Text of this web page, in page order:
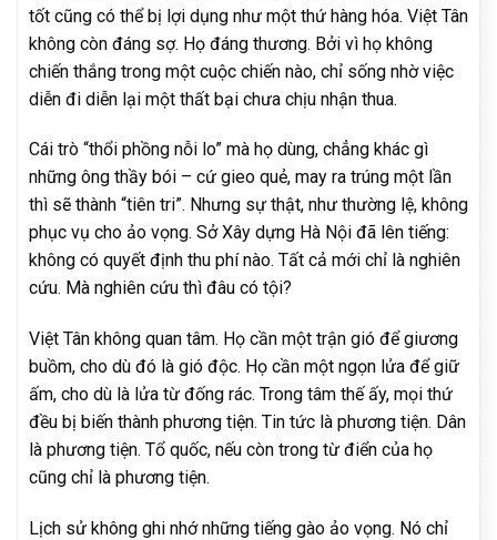
tốt cũng có thể bị lợi dụng như một thứ hàng hóa. Việt Tân
không còn đáng sợ. Họ đáng thương. Bởi vì họ không
chiến thắng trong một cuộc chiến nào, chỉ sống nhờ việc
diễn đi diễn lại một thất bại chưa chịu nhận thua.
Cái trò “thổi phồng nỗi lo” mà họ dùng, chẳng khác gì
những ông thầy bói – cứ gieo quẻ, may ra trúng một lần
thì sẽ thành “tiên tri”. Nhưng sự thật, như thường lệ, không
phục vụ cho ảo vọng. Sở Xây dựng Hà Nội đã lên tiếng:
không có quyết định thu phí nào. Tất cả mới chỉ là nghiên
cứu. Mà nghiên cứu thì đâu có tội?
Việt Tân không quan tâm. Họ cần một trận gió để giương
buồm, cho dù đó là gió độc. Họ cần một ngọn lửa để giữ
ấm, cho dù là lửa từ đống rác. Trong tâm thế ấy, mọi thứ
đều bị biến thành phương tiện. Tin tức là phương tiện. Dân
là phương tiện. Tổ quốc, nếu còn trong từ điển của họ
cũng chỉ là phương tiện.
Lịch sử không ghi nhớ những tiếng gào ảo vọng. Nó chỉ